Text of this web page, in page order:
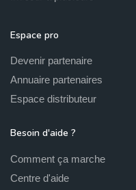
Espace pro
Devenir partenaire
Annuaire partenaires
Espace distributeur
Besoin d'aide ?
Comment ça marche
Centre d'aide